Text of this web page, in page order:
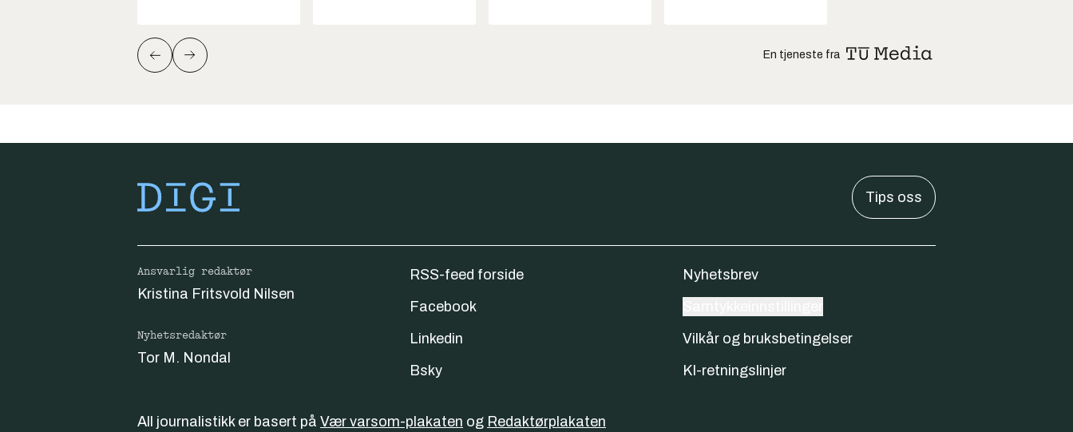
En tjeneste fra
Tips oss
Ansvarlig redaktør
Kristina Fritsvold Nilsen
Nyhetsredaktør
Tor M. Nondal
RSS-feed forside
Facebook
Linkedin
Bsky
Nyhetsbrev
Vilkår og bruksbetingelser
KI-retningslinjer
All journalistikk er basert på Vær varsom-plakaten og Redaktørplakaten